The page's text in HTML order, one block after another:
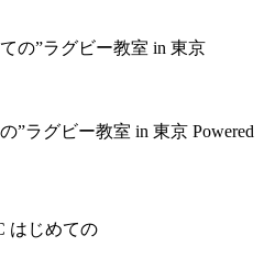
”ラグビー教室 in 東京 Powered
はじめての